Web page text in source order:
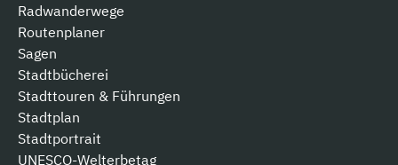
Radwanderwege
Routenplaner
Sagen
Stadtbücherei
Stadttouren & Führungen
Stadtplan
Stadtportrait
UNESCO-Welterbetag